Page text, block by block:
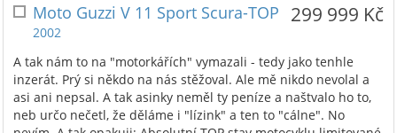
299 999 Kč
Moto Guzzi V 11 Sport Scura-TOP
2002
A tak nám to na "motorkářích" vymazali - tedy jako tenhle
inzerát. Prý si někdo na nás stěžoval. Ale mě nikdo nevolal a
asi ani nepsal. A tak asinky neměl ty peníze a naštvalo ho to,
neb určo nečetl, že děláme i "lízink" a ten to "cálne". No